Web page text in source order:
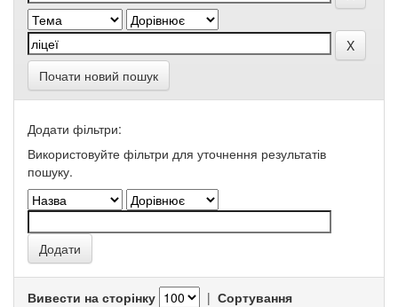
Почати новий пошук
Додати фільтри:
Використовуйте фільтри для уточнення результатів
пошуку.
Вивести на сторінку | Сортування